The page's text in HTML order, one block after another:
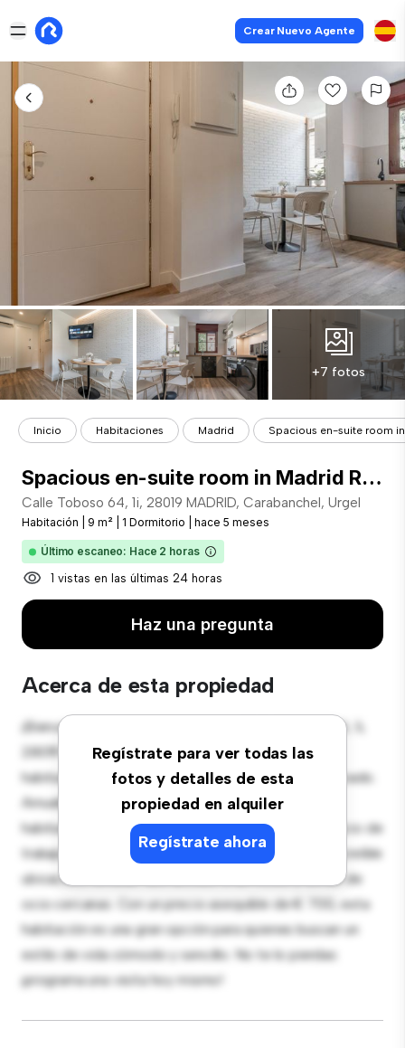
Crear Nuevo Agente
+7 fotos
Inicio Habitaciones Madrid Spacious en-suite room
Spacious en-suite room in Madrid Río with air conditioning
Calle Toboso 64, 1i, 28019 MADRID, Carabanchel, Urgel
Habitación 9 m² 1 Dormitorio hace 5 meses
Último escaneo: Hace 2 horas
1 vistas en las últimas 24 horas
Haz una pregunta
Acerca de esta propiedad
Regístrate para ver todas las
fotos y detalles de esta
propiedad en alquiler
Regístrate ahora
¡Bienvenido a tu nueva estancia en Calle Toboso 64, 1i,
28019 MADRID, Carabanchel, Urgel! Esta cómoda
habitación ofrece un espacio de vida pacífico y privado.
Amueblada con lo esencial para tu disfrute, esta
habitación proporciona una cama cómoda, un espacio de
trabajo y soluciones de almacenamiento. Con su increíble
ubicación, tendrás fácil acceso a servicios y zonas de
ocio cercanas. Con un precio asequible de € 700, esta
habitación es una gran opción para quienes buscan un
estilo de vida cómodo y sencillo. No te lo pierdas:
¡programa una visita hoy mismo!